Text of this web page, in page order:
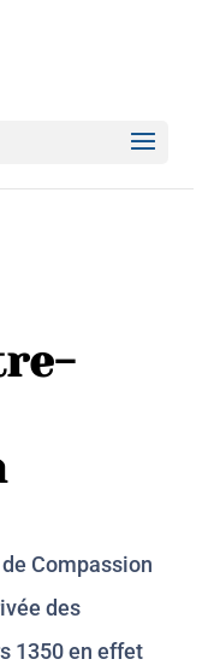
Compassion
des
1350 en effet